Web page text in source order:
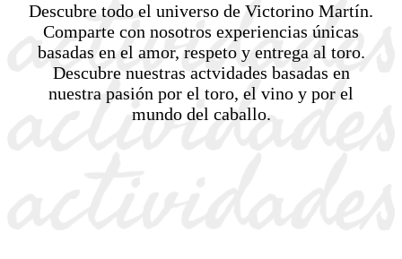
Descubre todo el universo de Victorino Martín.
Comparte con nosotros experiencias únicas
basadas en el amor, respeto y entrega al toro.
Descubre nuestras actvidades basadas en
nuestra pasión por el toro, el vino y por el
mundo del caballo.